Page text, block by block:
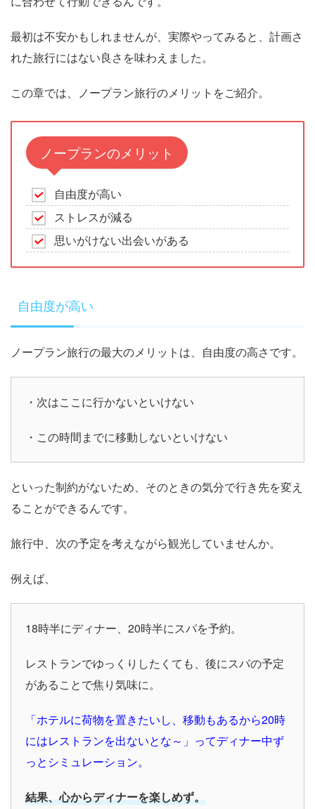
最初は不安かもしれませんが、実際やってみると、計画さ
れた旅行にはない良さを味わえました。
この章では、ノープラン旅行のメリットをご紹介。
ノープランのメリット
自由度が高い
ストレスが減る
思いがけない出会いがある
自由度が高い
ノープラン旅行の最大のメリットは、自由度の高さです。
・次はここに行かないといけない
・この時間までに移動しないといけない
といった制約がないため、そのときの気分で行き先を変え
ることができるんです。
旅行中、次の予定を考えながら観光していませんか。
例えば、
18時半にディナー、20時半にスパを予約。
レストランでゆっくりしたくても、後にスパの予定
があることで焦り気味に。
「ホテルに荷物を置きたいし、移動もあるから20時
にはレストランを出ないとな～」ってディナー中ず
っとシミュレーション。
結果、心からディナーを楽しめず。